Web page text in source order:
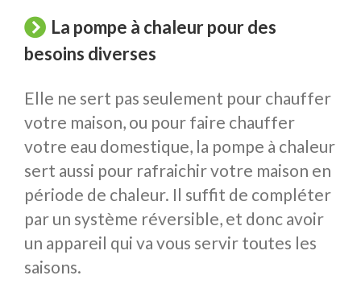
La pompe à chaleur pour des
besoins diverses
Elle ne sert pas seulement pour chauffer
votre maison, ou pour faire chauffer
votre eau domestique, la pompe à chaleur
sert aussi pour rafraichir votre maison en
période de chaleur. Il suffit de compléter
par un système réversible, et donc avoir
un appareil qui va vous servir toutes les
saisons.